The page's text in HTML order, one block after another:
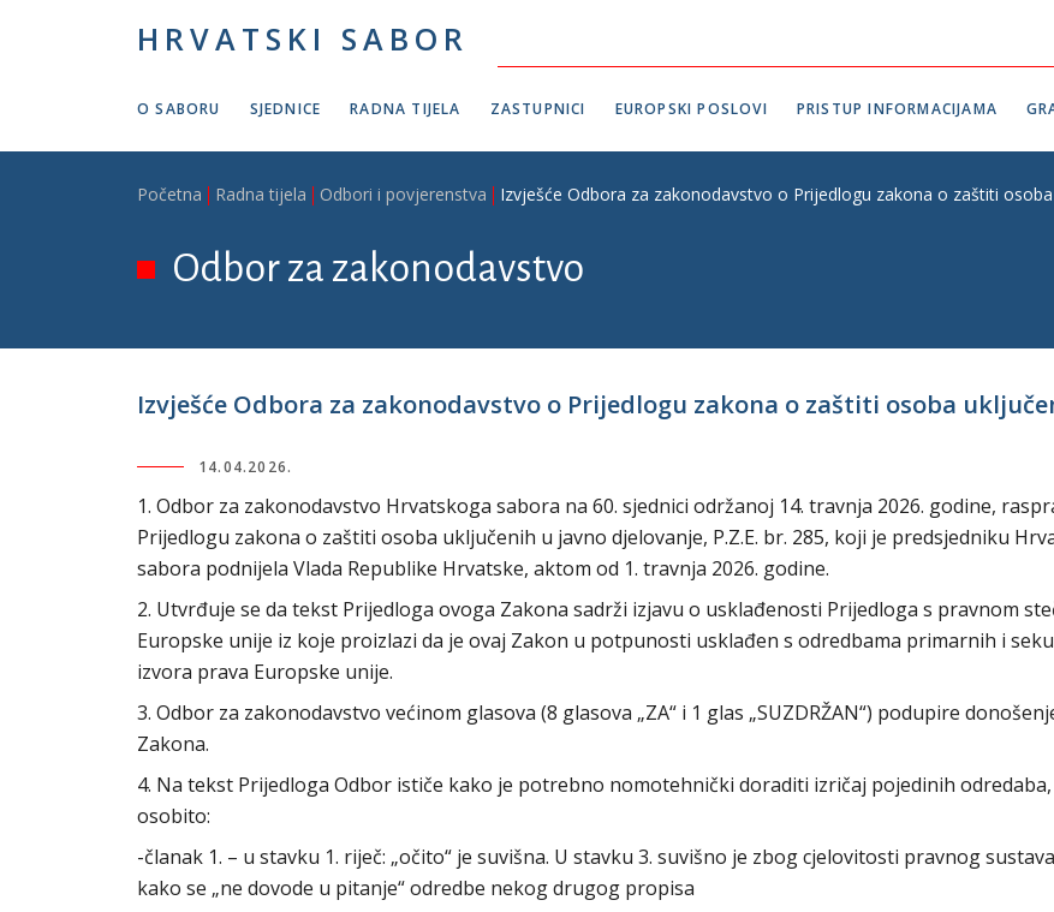
HRVATSKI SABOR
O SABORU SJEDNICE RADNA TIJELA ZASTUPNICI EUROPSKI POSLOVI PRISTUP INFORMACIJAMA
Breadcrumb
Početna Radna tijela Odbori i povjerenstva Izvješće Odbora za zakonodavstvo o Prijedlogu zakona o zaštiti
Odbor za zakonodavstvo
Izvješće Odbora za zakonodavstvo o Prijedlogu zakona o zaštiti osoba
14.04.2026.
1. Odbor za zakonodavstvo Hrvatskoga sabora na 60. sjednici održanoj 14. travnja 2026. godine,
Prijedlogu zakona o zaštiti osoba uključenih u javno djelovanje, P.Z.E. br. 285, koji je predsjedniku
sabora podnijela Vlada Republike Hrvatske, aktom od 1. travnja 2026. godine.
2. Utvrđuje se da tekst Prijedloga ovoga Zakona sadrži izjavu o usklađenosti Prijedloga s pravnom
Europske unije iz koje proizlazi da je ovaj Zakon u potpunosti usklađen s odredbama primarnih i
izvora prava Europske unije.
3. Odbor za zakonodavstvo većinom glasova (8 glasova „ZA“ i 1 glas „SUZDRŽAN“) podupire
Zakona.
4. Na tekst Prijedloga Odbor ističe kako je potrebno nomotehnički doraditi izričaj pojedinih odredaba,
osobito:
-članak 1. – u stavku 1. riječ: „očito“ je suvišna. U stavku 3. suvišno je zbog cjelovitosti pravnog
kako se „ne dovode u pitanje“ odredbe nekog drugog propisa